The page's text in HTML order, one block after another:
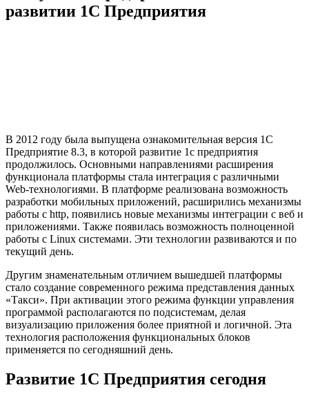
развитии 1С Предприятия
В 2012 году была выпущена ознакомительная версия 1С
Предприятие 8.3, в которой развитие 1с предприятия
продолжилось. Основными направлениями расширения
функционала платформы стала интеграция с различными
Web-технологиями. В платформе реализована возможность
разработки мобильных приложений, расширились механизмы
работы с http, появились новые механизмы интеграции с веб и
приложениями. Также появилась возможность полноценной
работы с Linux системами. Эти технологии развиваются и по
текущий день.
Другим знаменательным отличием вышедшей платформы
стало создание современного режима представления данных
«Такси». При активации этого режима функции управления
программой располагаются по подсистемам, делая
визуализацию приложения более приятной и логичной. Эта
технология расположения функциональных блоков
применяется по сегодняшний день.
Развитие 1С Предприятия сегодня